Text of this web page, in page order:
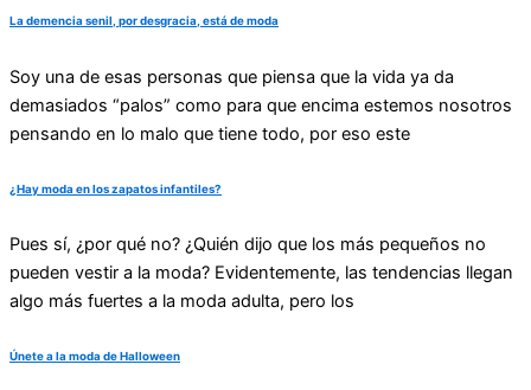
La demencia senil, por desgracia, está de moda
Soy una de esas personas que piensa que la vida ya da
demasiados “palos” como para que encima estemos nosotros
pensando en lo malo que tiene todo, por eso este
¿Hay moda en los zapatos infantiles?
Pues sí, ¿por qué no? ¿Quién dijo que los más pequeños no
pueden vestir a la moda? Evidentemente, las tendencias llegan
algo más fuertes a la moda adulta, pero los
Únete a la moda de Halloween